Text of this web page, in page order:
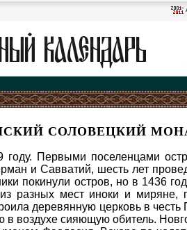
СОЛОВЕЦКИЙ
место ссылки неугодных правительству лиц и религиозных преступников. Одним из первых соловецких узников был последователь известного публициста и философа Максима Грека, сторонник нестяжательного движения Сильван (умер в монастыре в конце 20-х гг. XVI столетия). В середине XVI - бывший игумен Троице-Сергиевой Лавры нестяжатель Артемий, активно ратовавший за небогатую Церковь и сознательное постижение религиозного учения. В начале XVII века в обители провел шесть лет крещеный татарский царевич, слуга Ивана Грозного, а одно время даже его соправитель, князь Симеон Бекбулатович. Некоторое время в качестве заключенного здесь находился автор известного "Сказания" о событиях Смутного времени Авраамий Палицын. Прощенный, он с почетом был захоронен у собора Преображения Господня. Во второй половине столетия за несогласие с никоновскими реформами сюда были сосланы управляющий печатным двором князь Львов и бывший царский любимец архимандрит подмосковного Саввино-Сторожевского монастыря Никанор, принявшие активное участие в том самом соловецком восстании. С XVIII веке в обитель стали поступать заключенные по решению Синода и Тайной канцелярии. Из титулованных лиц здесь закончил свою жизнь соратник Петра I, дипломат, управляющий Тайной канцелярией Петр Андреевич Толстой. Девять лет ссылки здесь провел член Верховного тайного совета Василий Лукич Долгорукий. В 1903 году соловецкая тюрьма была упразднена. И все же спустя 20 лет, уже в советские годы, история соловецкой тюрьмы приобрела новое, еще более трагическое продолжение. В 1920 году на территории монастыря располагается лагерь принудительных работ, который вместе с конвоем насчитывал 350 человек. В 1923 году организуется новое карательное учреждение значительно большего масштаба - Соловецкие лагеря особого назначения (СЛОН). На протяжении почти двух десятилетий, до 1939 года, сотни тысяч заключенных плотно заполняли помещения кремля и отдаленных скитов. Осужденные жили в старых землянках, душных бараках, едва отапливаемых монастырских помещениях. В лагере томился выдающийся философ, математик, химик, инженер П.А. Флоренский; историки - В.П. Никольский, Н.П. Анциферов, В.В. Бахтин, М.О. Гордон;